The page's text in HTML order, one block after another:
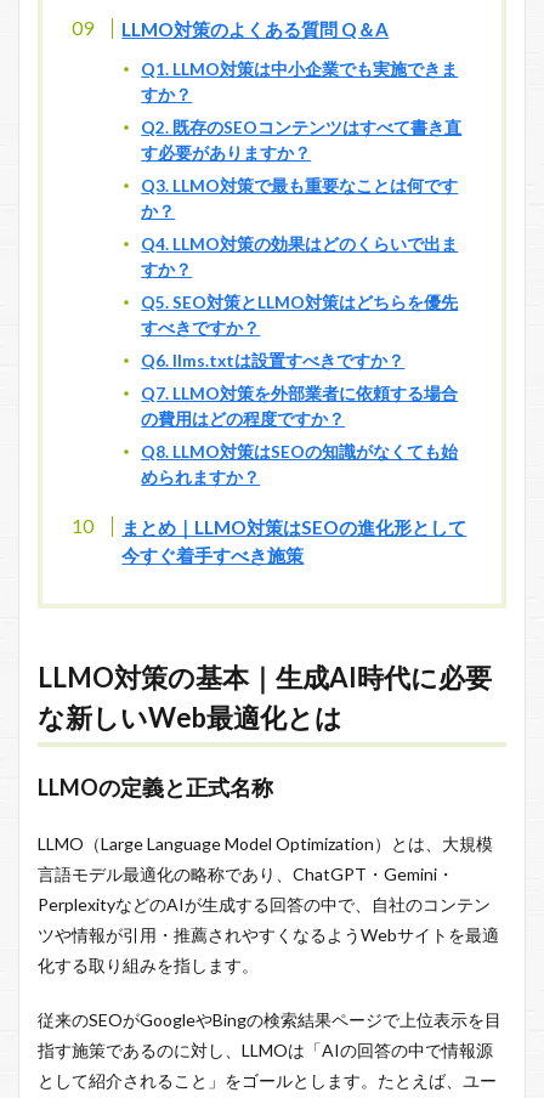
LLMO対策のよくある質問 Q＆A
Q1. LLMO対策は中小企業でも実施できま
すか？
Q2. 既存のSEOコンテンツはすべて書き直
す必要がありますか？
Q3. LLMO対策で最も重要なことは何です
か？
Q4. LLMO対策の効果はどのくらいで出ま
すか？
Q5. SEO対策とLLMO対策はどちらを優先
すべきですか？
Q6. llms.txtは設置すべきですか？
Q7. LLMO対策を外部業者に依頼する場合
の費用はどの程度ですか？
Q8. LLMO対策はSEOの知識がなくても始
められますか？
まとめ｜LLMO対策はSEOの進化形として
今すぐ着手すべき施策
LLMO対策の基本｜生成AI時代に必要
な新しいWeb最適化とは
LLMOの定義と正式名称
LLMO（Large Language Model Optimization）とは、大規模
言語モデル最適化の略称であり、ChatGPT・Gemini・
PerplexityなどのAIが生成する回答の中で、自社のコンテン
ツや情報が引用・推薦されやすくなるようWebサイトを最適
化する取り組みを指します。
従来のSEOがGoogleやBingの検索結果ページで上位表示を目
指す施策であるのに対し、LLMOは「AIの回答の中で情報源
として紹介されること」をゴールとします。たとえば、ユー